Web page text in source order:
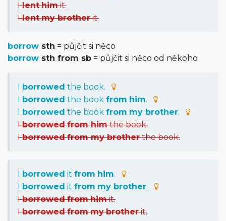
Ilent himit.
Ilent my brotherit.
borrow sth = půjčit si něco
borrow sth from sb = půjčit si něco od někoho
I borrowed the book.
I borrowed the book from him.
I borrowed the book from my brother.
Iborrowed from himthe book.
Iborrowed from my brotherthe book.
I borrowed it from him.
I borrowed it from my brother.
Iborrowed from himit.
Iborrowed from my brotherit.